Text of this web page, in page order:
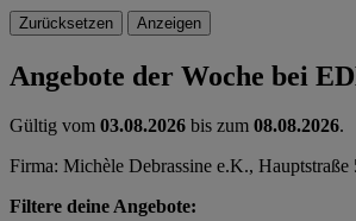
Zurücksetzen Anzeigen
Angebote der Woche bei
Gültig vom 03.08.2026 bis zum 08.08.2026.
Firma: Michèle Debrassine e.K.,
Filtere deine Angebote: